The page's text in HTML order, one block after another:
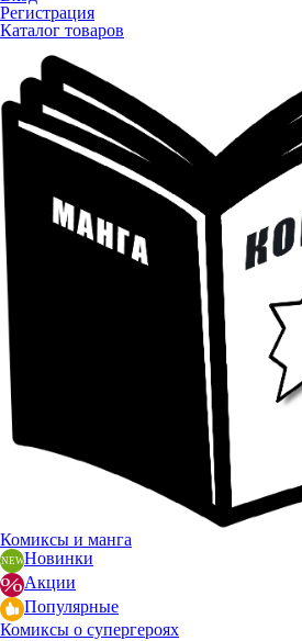
Регистрация
Каталог товаров
Комиксы и манга
Новинки
Акции
Популярные
Комиксы о супергероях